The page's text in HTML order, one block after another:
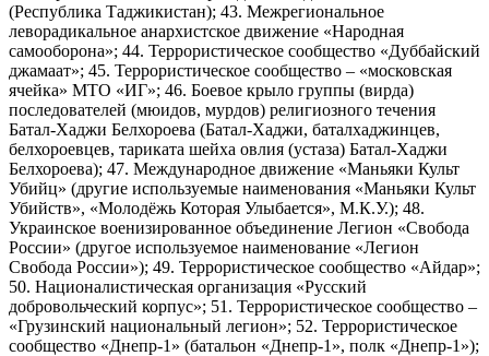
(Республика Таджикистан); 43. Межрегиональное
леворадикальное анархистское движение «Народная
самооборона»; 44. Террористическое сообщество «Дуббайский
джамаат»; 45. Террористическое сообщество – «московская
ячейка» МТО «ИГ»; 46. Боевое крыло группы (вирда)
последователей (мюидов, мурдов) религиозного течения
Батал-Хаджи Белхороева (Батал-Хаджи, баталхаджинцев,
белхороевцев, тариката шейха овлия (устаза) Батал-Хаджи
Белхороева); 47. Международное движение «Маньяки Культ
Убийц» (другие используемые наименования «Маньяки Культ
Убийств», «Молодёжь Которая Улыбается», М.К.У.); 48.
Украинское военизированное объединение Легион «Свобода
России» (другое используемое наименование «Легион
Свобода России»); 49. Террористическое сообщество «Айдар»;
50. Националистическая организация «Русский
добровольческий корпус»; 51. Террористическое сообщество –
«Грузинский национальный легион»; 52. Террористическое
сообщество «Днепр-1» (батальон «Днепр-1», полк «Днепр-1»);